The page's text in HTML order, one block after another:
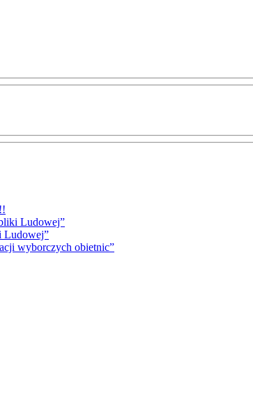
Ludowej”
Ludowej”
wyborczych obietnic”